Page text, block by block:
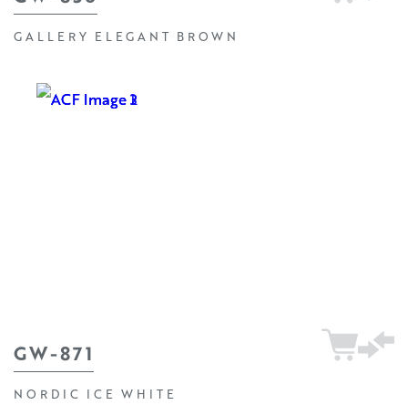
GALLERY ELEGANT BROWN
GW-871
NORDIC ICE WHITE